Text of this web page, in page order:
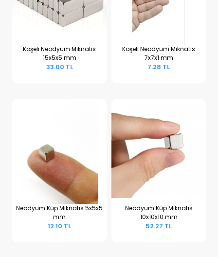
Sepete Ekle
Köşeli Neodyum Mıknatıs
15x5x5 mm
33.00 TL
Sepete Ekle
Köşeli Neodyum Mıknatıs
7x7x1 mm
7.28 TL
Sepete Ekle
Neodyum Küp Mıknatıs 5x5x5
mm
12.10 TL
Sepete Ekle
Neodyum Küp Mıknatıs
10x10x10 mm
52.27 TL